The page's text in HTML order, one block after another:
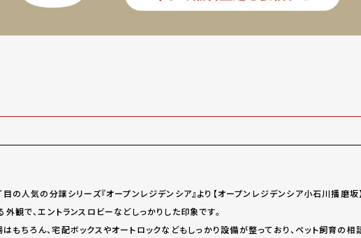
の人気の分譲シリーズ『オープンレジデンシア』より【オープンレジデンシア小石川播磨坂
観で、エントランスロビーなどしっかりした印象です。
もちろん、宅配ボックスやオートロックなどもしっかり設備が整っており、ペット飼育の